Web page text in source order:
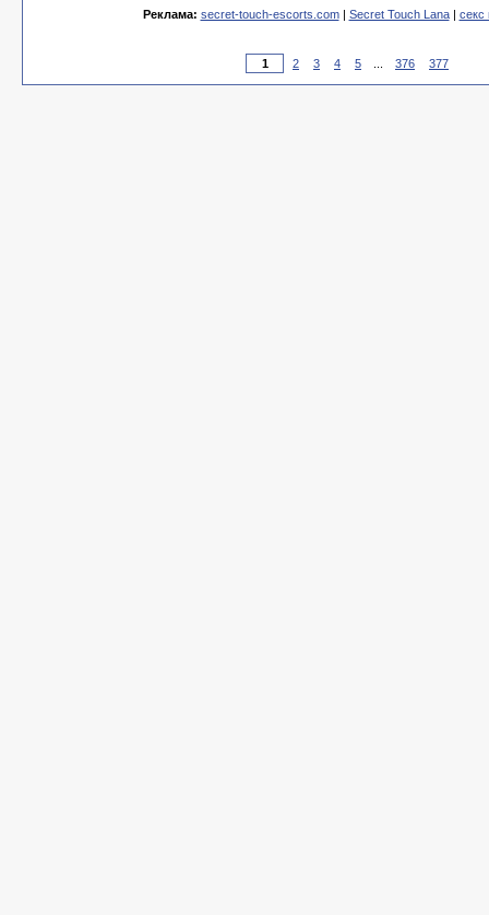
Реклама: secret-touch-escorts.com| Secret Touch Lana| секс
2 3 4 5 376 377